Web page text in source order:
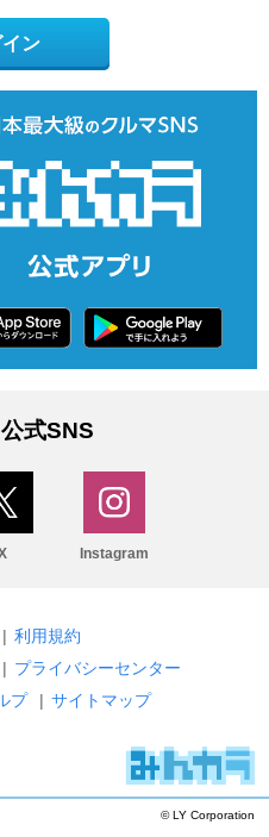
イン
式SNS
Instagram
| 利用規約
| プライバシーセンター
プ | サイトマップ
© LY Corporation